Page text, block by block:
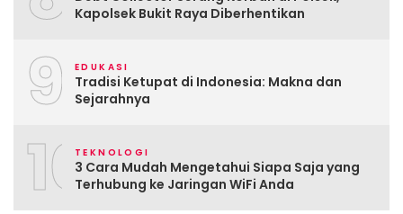
Kapolsek Bukit Raya Diberhentikan
9 EDUKASI
Tradisi Ketupat di Indonesia: Makna dan
Sejarahnya
10TEKNOLOGI
3 Cara Mudah Mengetahui Siapa Saja yang
Terhubung ke Jaringan WiFi Anda